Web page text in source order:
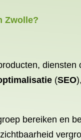
Zwolle?
diensten
(SEO
bereiken en